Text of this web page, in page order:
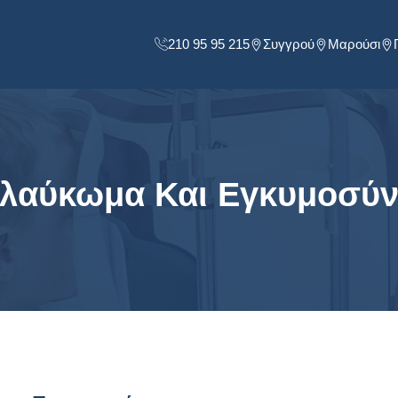
210 95 95 215 Συγγρού Μαρούσι
Και